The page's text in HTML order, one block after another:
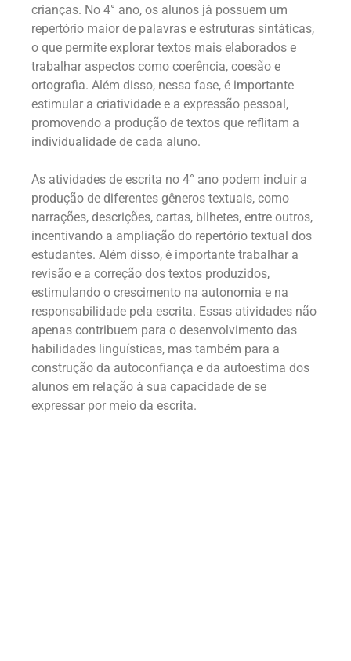
crianças. No 4° ano, os alunos já possuem um
repertório maior de palavras e estruturas sintáticas,
o que permite explorar textos mais elaborados e
trabalhar aspectos como coerência, coesão e
ortografia. Além disso, nessa fase, é importante
estimular a criatividade e a expressão pessoal,
promovendo a produção de textos que reflitam a
individualidade de cada aluno.
As atividades de escrita no 4° ano podem incluir a
produção de diferentes gêneros textuais, como
narrações, descrições, cartas, bilhetes, entre outros,
incentivando a ampliação do repertório textual dos
estudantes. Além disso, é importante trabalhar a
revisão e a correção dos textos produzidos,
estimulando o crescimento na autonomia e na
responsabilidade pela escrita. Essas atividades não
apenas contribuem para o desenvolvimento das
habilidades linguísticas, mas também para a
construção da autoconfiança e da autoestima dos
alunos em relação à sua capacidade de se
expressar por meio da escrita.